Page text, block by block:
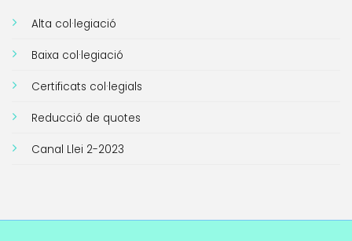
Alta col·legiació
Baixa col·legiació
Certificats col·legials
Reducció de quotes
Canal Llei 2-2023